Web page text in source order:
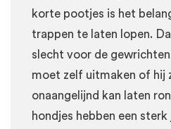
korte pootjes is het
trappen te laten lopen.
slecht voor de
moet zelf uitmaken of hij
onaangelijnd kan laten
hondjes hebben een